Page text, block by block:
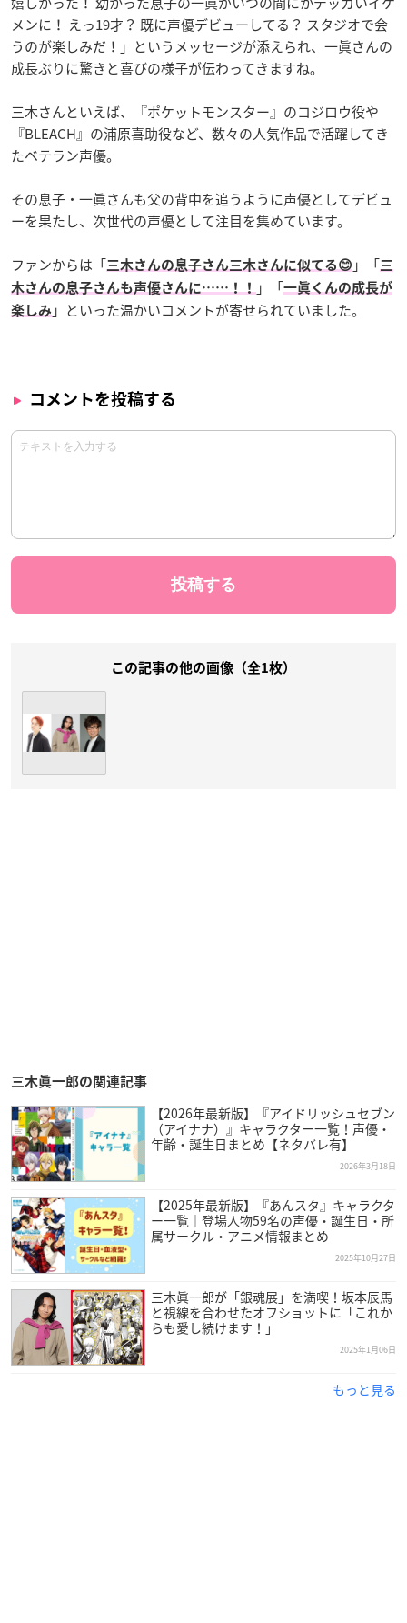
メンに！ えっ19才？ 既に声優デビューしてる？ スタジオで会
うのが楽しみだ！」というメッセージが添えられ、一眞さんの
成長ぶりに驚きと喜びの様子が伝わってきますね。
三木さんといえば、『ポケットモンスター』のコジロウ役や
『BLEACH』の浦原喜助役など、数々の人気作品で活躍してき
たベテラン声優。
その息子・一眞さんも父の背中を追うように声優としてデビュ
ーを果たし、次世代の声優として注目を集めています。
ファンからは「三木さんの息子さん三木さんに似てる😊 」「三
木さんの息子さんも声優さんに……！！
」「一眞くんの成長が
楽しみ 」といった温かいコメントが寄せられていました。
コメントを投稿する
この記事の他の画像（全1枚）
三木眞一郎の関連記事
【2026年最新版】『アイドリッシュセブン
（アイナナ）』キャラクター一覧！声優・
年齢・誕生日まとめ【ネタバレ有】
2026年3月18日
【2025年最新版】『あんスタ』キャラクタ
ー一覧｜登場人物59名の声優・誕生日・所
属サークル・アニメ情報まとめ
2025年10月27日
三木眞一郎が「銀魂展」を満喫！坂本辰馬
と視線を合わせたオフショットに「これか
らも愛し続けます！」
2025年1月06日
もっと見る